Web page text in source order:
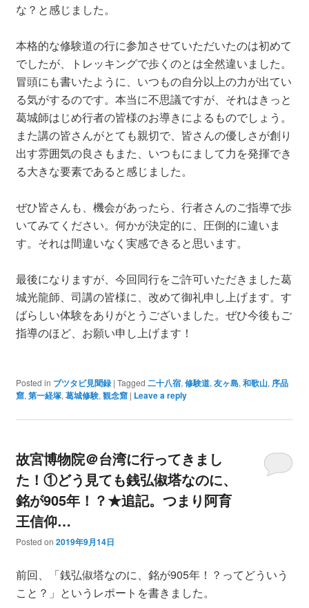
な？と感じました。
本格的な修験道の行に参加させていただいたのは初めて
でしたが、トレッキングで歩くのとは全然違いました。
冒頭にも書いたように、いつもの自分以上の力が出てい
る気がするのです。本当に不思議ですが、それはきっと
葛城師はじめ行者の皆様のお導きによるものでしょう。
また講の皆さんがとても親切で、皆さんの優しさが創り
出す雰囲気の良さもまた、いつもにまして力を発揮でき
る大きな要素であると感じました。
ぜひ皆さんも、機会があったら、行者さんのご指導で歩
いてみてください。何かが決定的に、圧倒的に違いま
す。それは間違いなく実感できると思います。
最後になりますが、今回同行をご許可いただきました葛
城光龍師、司講の皆様に、改めて御礼申し上げます。す
ばらしい体験をありがとうございました。ぜひ今後もご
指導のほど、お願い申し上げます！
Posted in ブツタビ見聞録 | Tagged 二十八宿, 修験道, 友ヶ島, 和歌山, 序品
窟, 第一経塚, 葛城修験, 観念窟 | Leave a reply
故宮博物院＠台湾に行ってきまし
た！①どう見ても銭弘俶塔なのに、
銘が905年！？★追記。つまり阿育
王信仰…
Posted on 2019年9月14日
前回、「銭弘俶塔なのに、銘が905年！？ってどういう
こと？」というレポートを書きました。